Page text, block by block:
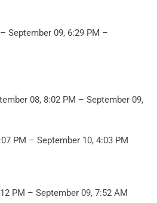
– September 09, 6:29 PM –
08, 8:02 PM – September 09,
PM – September 10, 4:03 PM
PM – September 09, 7:52 AM